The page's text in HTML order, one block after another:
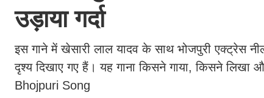
उड़ाया गर्दा
इस गाने में खेसारी लाल यादव के साथ भोजपुरी एक्ट्रेस
दृश्य दिखाए गए हैं। यह गाना किसने गाया, किसने
Bhojpuri Song